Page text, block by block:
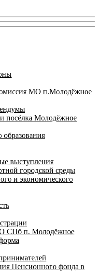
МО п.Молодёжное
посёлка Молодёжное
образования
выступления
городской среды
и экономического
СПб п. Молодёжное
Пенсионного фонда в